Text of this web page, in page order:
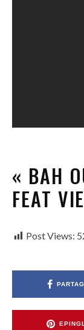
« BAH
FEAT
Post Views: